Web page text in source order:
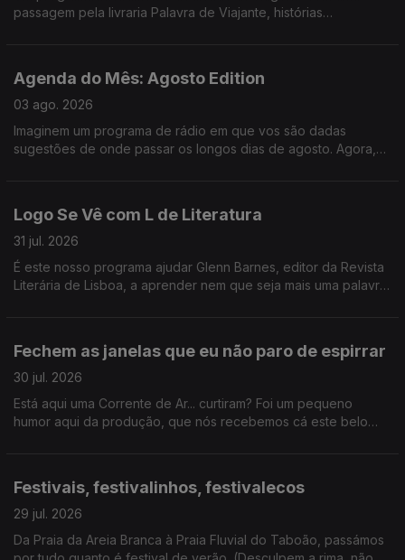
passagem pela livraria Palavra de Viajante, histórias
assombro".
Agenda do Mês: Agosto Edition
03 ago. 2026
Imaginem um programa de rádio em que vos são dadas
sugestões de onde passar os longos dias de agosto. Agora,
feira: cinema ao ar livre, exposição de LEGO na Cordoaria
Nacional, roteiro pelas praias da Costa Vicentina, e bilhetes
para o Vagos Metal Fest e para o Bons Sons.
Logo Se Vê com L de Literatura
31 jul. 2026
É este nosso programa ajudar Glenn Barnes, editor da Revista
Literária de Lisboa, a aprender nem que seja mais uma palavra
falássemos hoje.
Fechem as janelas que eu não paro de espirrar
30 jul. 2026
Está aqui uma Corrente de Ar... curtiram? Foi um pequeno
humor aqui da produção, que nós recebemos cá este belo
Festivais, festivalinhos, festivalecos
29 jul. 2026
Da Praia da Areia Branca à Praia Fluvial do Taboão, passámos